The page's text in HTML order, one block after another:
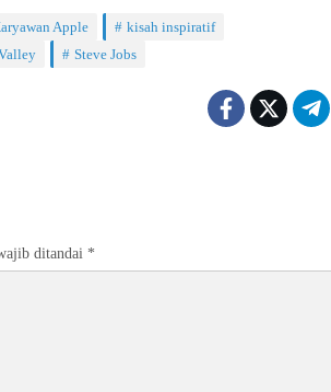
Apple
kisah inspiratif
Steve Jobs
ditandai *